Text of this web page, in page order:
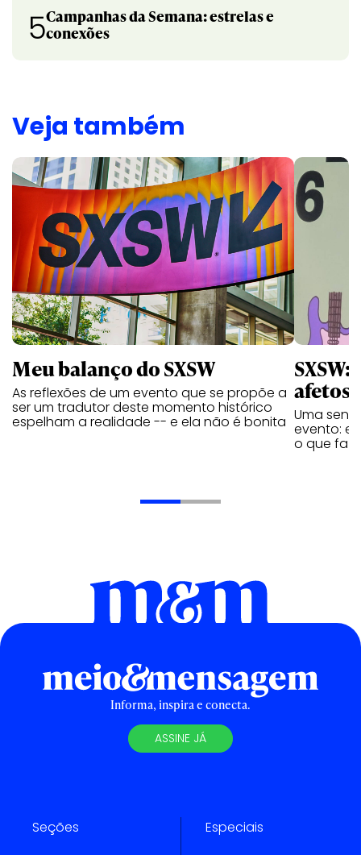
5Campanhas da Semana: estrelas e
conexões
Veja também
Meu balanço do SXSW
As reflexões de um evento que se propõe a
ser um tradutor deste momento histórico
espelham a realidade -- e ela não é bonita
afetos
Uma
evento:
o que
Informa, inspira e conecta.
ASSINE JÁ
Seções Especiais